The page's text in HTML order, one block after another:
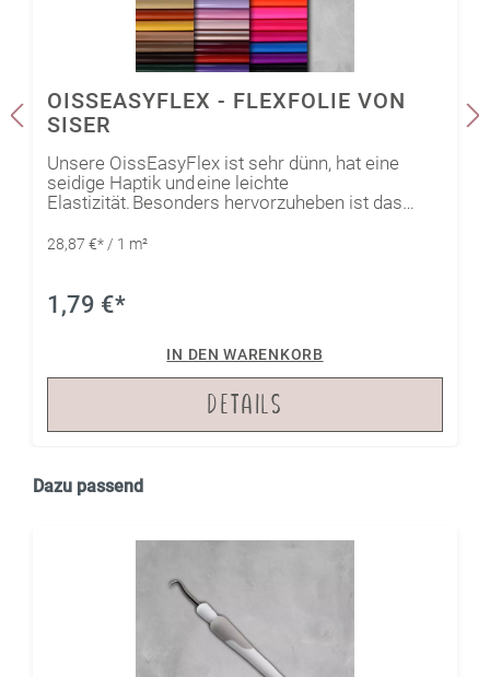
OISSEASYFLEX - FLEXFOLIE VON
SISER
Unsere OissEasyFlex ist sehr dünn, hat eine
seidige Haptik und eine leichte
Elastizität. Besonders hervorzuheben ist das
filigrane Motive eignet. Außerdem ist sie auch für
einzigartige OissEasyFlex überzeugt mit 60
brillanten Farben mit einer kräftigen, leuchtenden
28,87 €* / 1 m²
1,79 €*
IN DEN WARENKORB
DETAILS
Dazu passend